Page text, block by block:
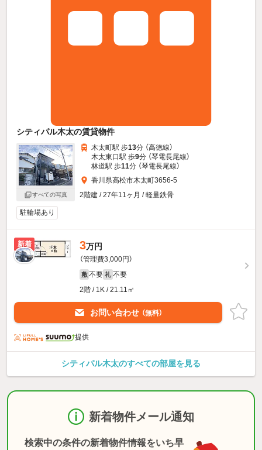
シティパル木太の賃貸物件
すべての写真
木太町駅 歩13分 （高徳線）
木太東口駅 歩9分 （琴電長尾線）
林道駅 歩11分 （琴電長尾線）
香川県高松市木太町3656-5
2階建 / 27年11ヶ月 / 軽量鉄骨
駐輪場あり
新着 3万円
（管理費3,000円）
敷 不要 礼 不要
2階 / 1K / 21.11㎡
お問い合わせ （無料）
提供
シティパル木太のすべての部屋を見る
新着物件メール通知
検索中の条件の新着物件情報をいち早